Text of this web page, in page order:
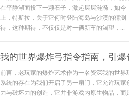
在平静湖面投下一颗石子，激起层层涟漪，如
上，特斯拉，关于它何时登陆海岛与沙漠的猜
待，这种期待，不仅仅是对一辆新车的渴望，...
我的世界爆炸弓指令指南，引爆
前言，老玩家的爆炸艺术作为一名资深我的世
系统的存在为我们开启了另一扇门，它允许玩
力与破坏力的创造，它并非游戏内原生物品，而